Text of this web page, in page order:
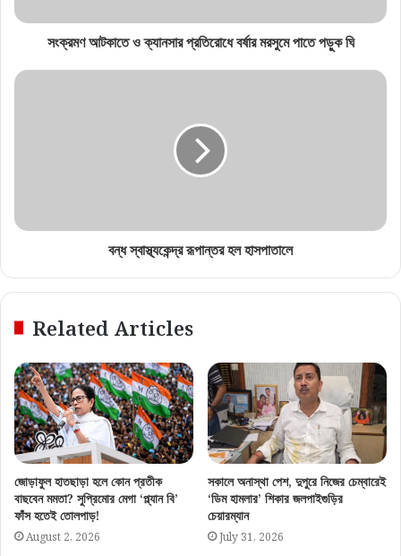
সংক্রমণ আটকাতে ও ক্যানসার প্রতিরোধে বর্ষার মরসুমে পাতে পড়ুক ঘি
বন্ধ স্বাস্থ্যকেন্দ্র রূপান্তর হল হাসপাতালে
Related Articles
জোড়াফুল হাতছাড়া হলে কোন প্রতীক
বাছবেন মমতা? সুপ্রিমোর মেগা ‘প্ল্যান বি’
ফাঁস হতেই তোলপাড়!
August 2, 2026
সকালে অনাস্থা পেশ, দুপুরে নিজের চেম্বারেই
‘ডিম হামলার’ শিকার জলপাইগুড়ির
চেয়ারম্যান
July 31, 2026